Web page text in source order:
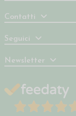
Contatti
Seguici
Newsletter